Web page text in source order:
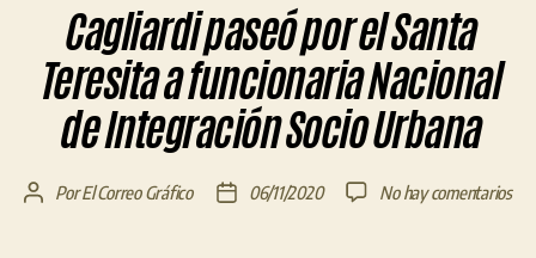
Cagliardi paseó por el Santa
Teresita a funcionaria Nacional
de Integración Socio Urbana
AutorPorEl Correo Gráfico
Fecha06/11/2020 No hay comentariosen